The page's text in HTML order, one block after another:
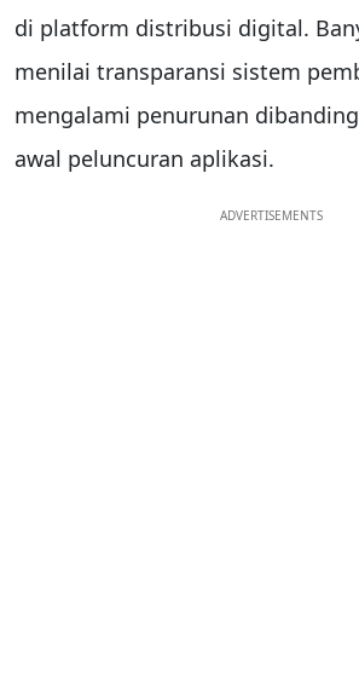
di platform distribusi digital.
menilai transparansi sistem
mengalami penurunan
awal peluncuran aplikasi.
ADVERTISEMENTS